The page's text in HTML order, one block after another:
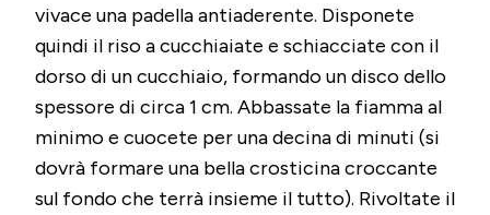
vivace una padella antiaderente. Disponete
quindi il riso a cucchiaiate e schiacciate con il
dorso di un cucchiaio, formando un disco dello
spessore di circa 1 cm. Abbassate la fiamma al
minimo e cuocete per una decina di minuti (si
dovrà formare una bella crosticina croccante
sul fondo che terrà insieme il tutto). Rivoltate il